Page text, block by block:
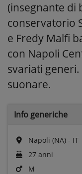
(insegnante di
conservatorio
e Fredy Malfi
con Napoli
svariati
suonare.
Info generiche
Napoli (NA) - IT
27 anni
M